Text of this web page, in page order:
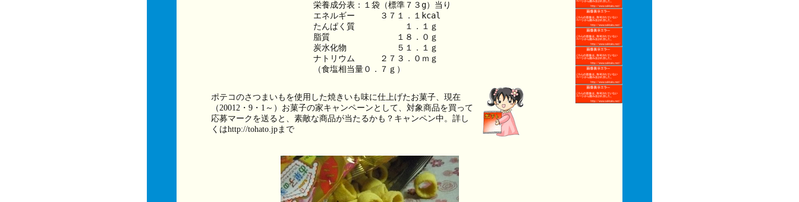
栄養成分表：１袋（標準７３g）当り
エネルギー　　　３７１．１kcal
たんぱく質　　　　　　１．１ｇ
脂質　　　　　　　　１８．０ｇ
炭水化物　　　　　　５１．１ｇ
ナトリウム　　　２７３．０ｍｇ
（食塩相当量０．７ｇ）
ポテコのさつまいもを使用した焼きいも味に仕上げたお菓子、現在
（20012・9・1～）お菓子の家キャンペーンとして、対象商品を買って
応募マークを送ると、素敵な商品が当たるかも？キャンペン中。詳し
くはhttp://tohato.jpまで